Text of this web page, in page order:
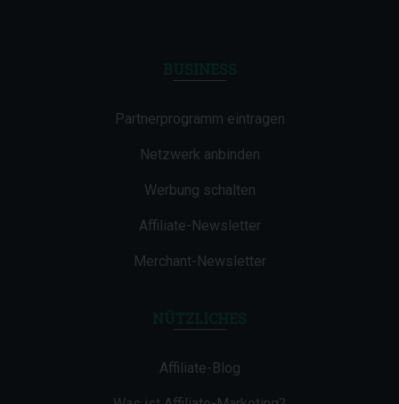
Partnerprogramm eintragen
Netzwerk anbinden
Werbung schalten
Affiliate-Newsletter
Merchant-Newsletter
Affiliate-Blog